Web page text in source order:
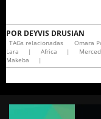
POR DEYVIS DRUSIAN
TAGs relacionadas Omara
Lara
| Africa |
Makeba
|